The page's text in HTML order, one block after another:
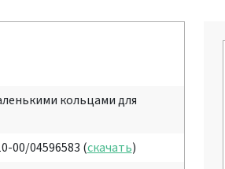
кольцами для
00/04596583 (скачать)